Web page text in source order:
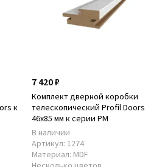
к
7 420 ₽
Комплект дверной коробки
телескопический Profil Doors
46x85 мм к серии PM
В наличии
Артикул: 1274
Материал: MDF